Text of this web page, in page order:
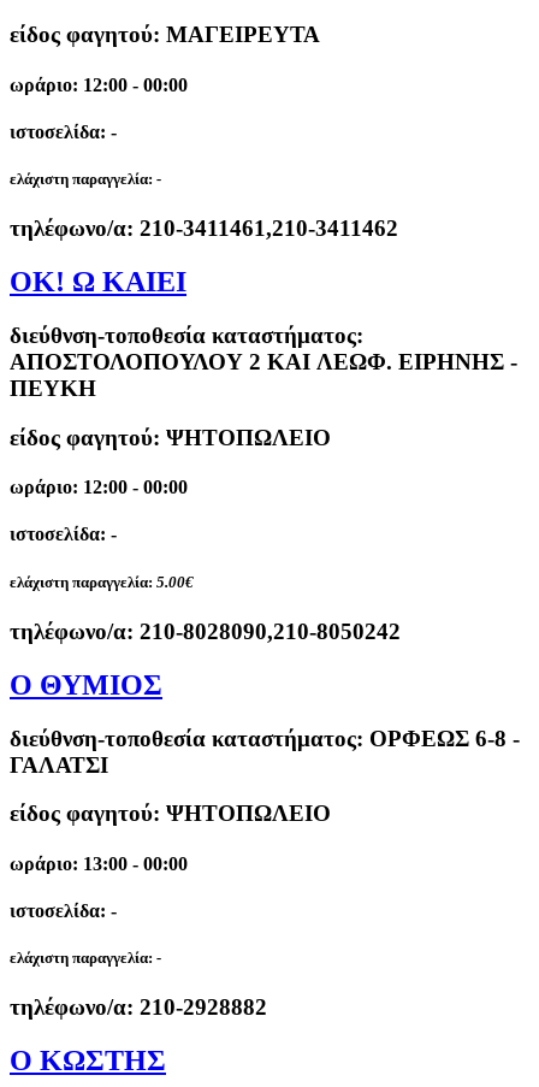
είδος φαγητού: ΜΑΓΕΙΡΕΥΤΑ
ωράριο: 12:00 - 00:00
ιστοσελίδα: -
ελάχιστη παραγγελία: -
τηλέφωνο/α: 210-3411461,210-3411462
ΟΚ! Ω ΚΑΙΕΙ
διεύθνση-τοποθεσία καταστήματος:
ΑΠΟΣΤΟΛΟΠΟΥΛΟΥ 2 KAI ΛΕΩΦ. ΕΙΡΗΝΗΣ -
ΠΕΥΚΗ
είδος φαγητού: ΨΗΤΟΠΩΛΕΙΟ
ωράριο: 12:00 - 00:00
ιστοσελίδα: -
ελάχιστη παραγγελία: 5.00€
τηλέφωνο/α: 210-8028090,210-8050242
Ο ΘΥΜΙΟΣ
διεύθνση-τοποθεσία καταστήματος: ΟΡΦΕΩΣ 6-8 -
ΓΑΛΑΤΣΙ
είδος φαγητού: ΨΗΤΟΠΩΛΕΙΟ
ωράριο: 13:00 - 00:00
ιστοσελίδα: -
ελάχιστη παραγγελία: -
τηλέφωνο/α: 210-2928882
Ο ΚΩΣΤΗΣ